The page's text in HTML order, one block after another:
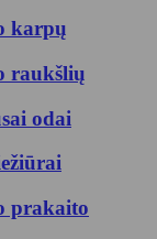
karpų
raukšlių
odai
prakaito